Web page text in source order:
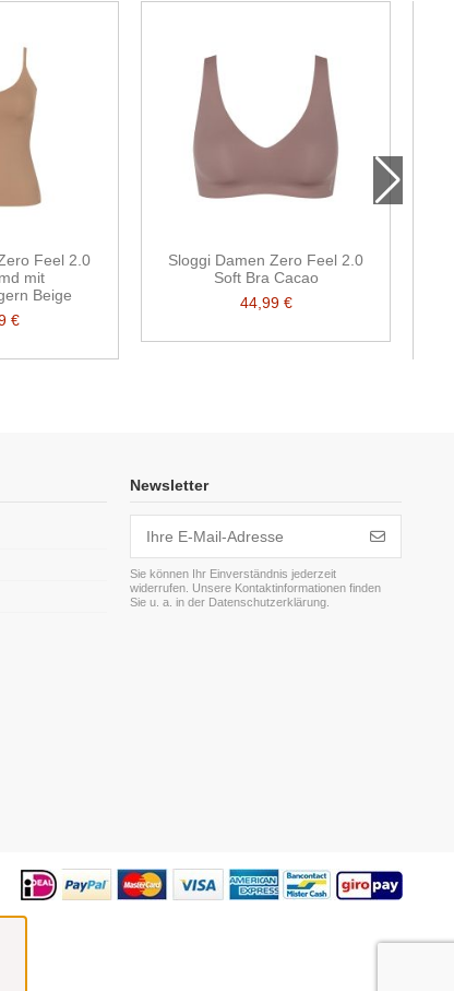
Feel 2.0
mit
Beige
€
Sloggi Damen Zero Feel 2.0
Soft Bra Cacao
44,99 €
Newsletter
Sie können Ihr Einverständnis jederzeit
widerrufen. Unsere Kontaktinformationen finden
Sie u. a. in der Datenschutzerklärung.